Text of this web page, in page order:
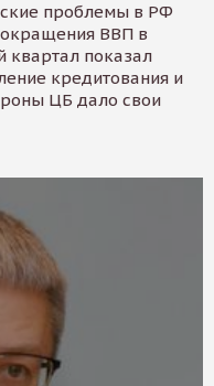
проблемы в РФ
ВВП в
квартал показал
кредитования и
ЦБ дало свои